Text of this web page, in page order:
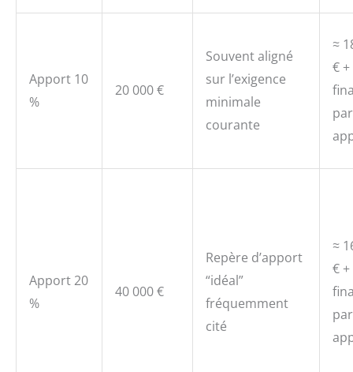
Apport 10
%
20 000 €
Souvent aligné
sur l’exigence
minimale
courante
≈
€
par
Apport 20
%
40 000 €
Repère d’apport
“idéal”
fréquemment
cité
≈
€
par